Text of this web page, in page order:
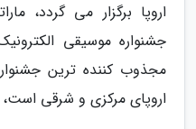
اروپا برگزار می گردد،
جشنواره موسیقی
مجذوب کننده ترین
اروپای مرکزی و شرقی است،